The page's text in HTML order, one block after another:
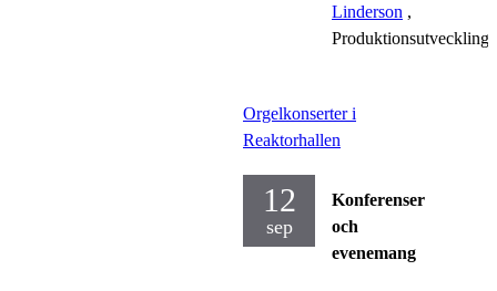
Linderson ,
Produktionsutveckling
Orgelkonserter i
Reaktorhallen
12
sep
Konferenser
och
evenemang